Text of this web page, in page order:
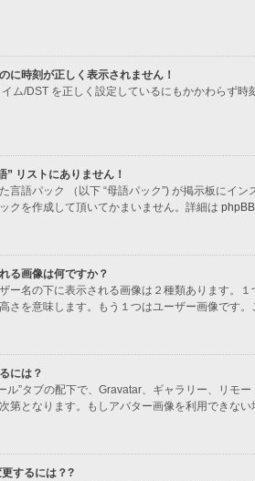
に時刻が正しく表示されません！
ム/DST を正しく設定しているにもかかわらず
” リストにありません！
言語パック （以下 “母語パック”) が掲示板にイ
クを作成して頂いてかまいません。詳細は
る画像は何ですか？
ー名の下に表示される画像は２種類あります。
さを意味します。もう１つはユーザー画像です
には？
ル”タブの配下で、Gravatar、ギャラリー、リ
第となります。もしアバター画像を利用できない
するには？?